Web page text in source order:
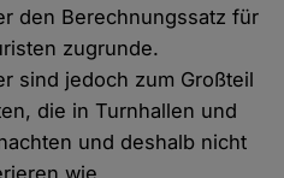
den Berechnungssatz für
zugrunde.
sind jedoch zum Großteil
die in Turnhallen und
und deshalb nicht